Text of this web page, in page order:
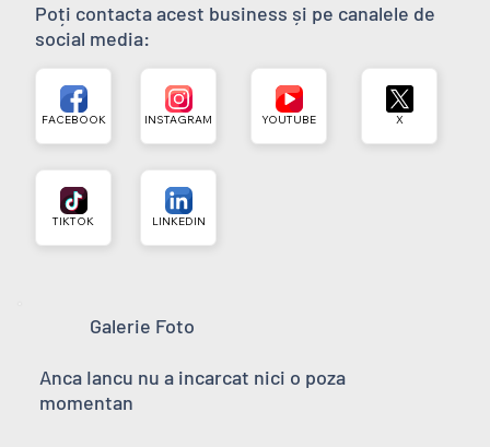
Poți contacta acest business și pe canalele de
social media:
FACEBOOK INSTAGRAM YOUTUBE
LINKEDIN
X
TIKTOK
Galerie Foto
Anca Iancu nu a incarcat nici o poza
momentan